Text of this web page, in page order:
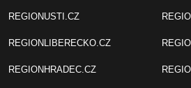
REGIONUSTI.CZ
REGIONLIBERECKO.CZ
REGIONHRADEC.CZ